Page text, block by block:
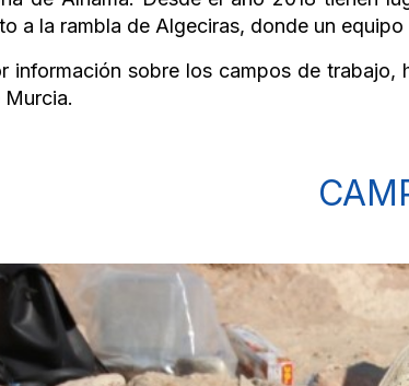
a la rambla de Algeciras, donde un
información sobre los campos de
Murcia.